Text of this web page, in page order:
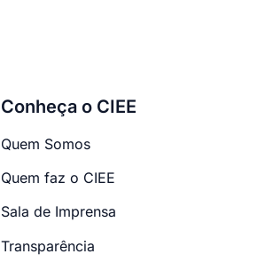
Conheça o CIEE
Quem Somos
Quem faz o CIEE
Sala de Imprensa
Transparência